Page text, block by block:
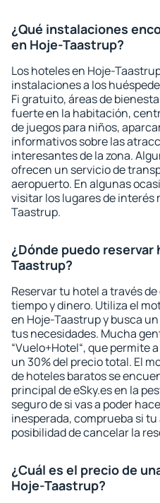
¿Qué instalaciones
en Hoje-Taastrup?
Los hoteles en Hoje-
instalaciones a los
Fi gratuito, áreas de
fuerte en la habitación,
de juegos para niños,
informativos sobre las
interesantes de la zona.
ofrecen un servicio de
aeropuerto. En algunas
visitar los lugares de interés
Taastrup.
¿Dónde puedo
Taastrup?
Reservar tu hotel a través
tiempo y dinero. Utiliza el
en Hoje-Taastrup y busca
tus necesidades. Mucha
“Vuelo+Hotel“, que permite
un 30% del precio total. El
de hoteles baratos se
principal de eSky.es en la
seguro de si vas a poder
inesperada, comprueba si
posibilidad de cancelar la
¿Cuál es el precio de
Hoje-Taastrup?